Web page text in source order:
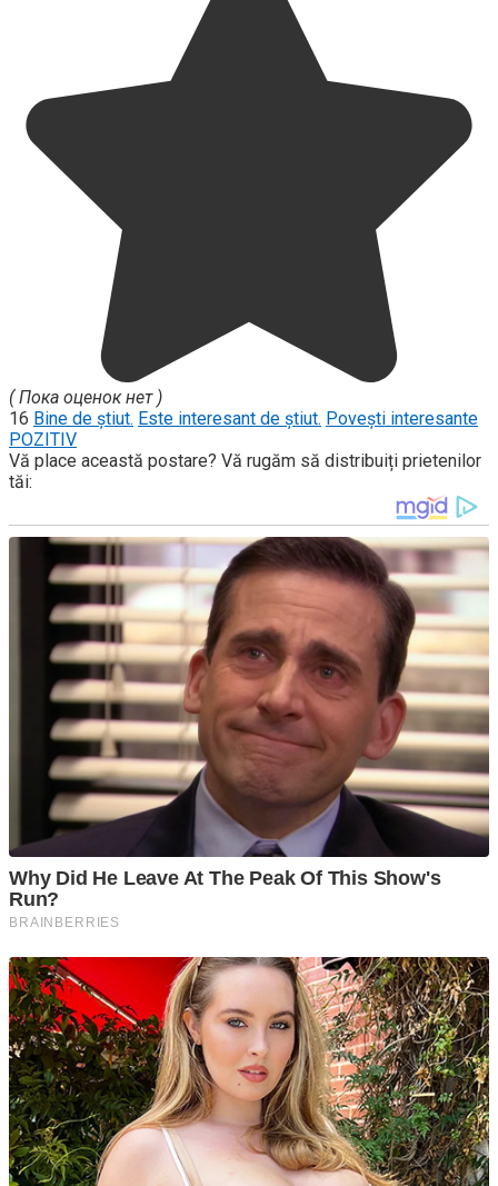
( Пока оценок нет )
16 Bine de știut. Este interesant de știut. Povești interesante
POZITIV
Vă place această postare? Vă rugăm să distribuiți prietenilor
tăi: